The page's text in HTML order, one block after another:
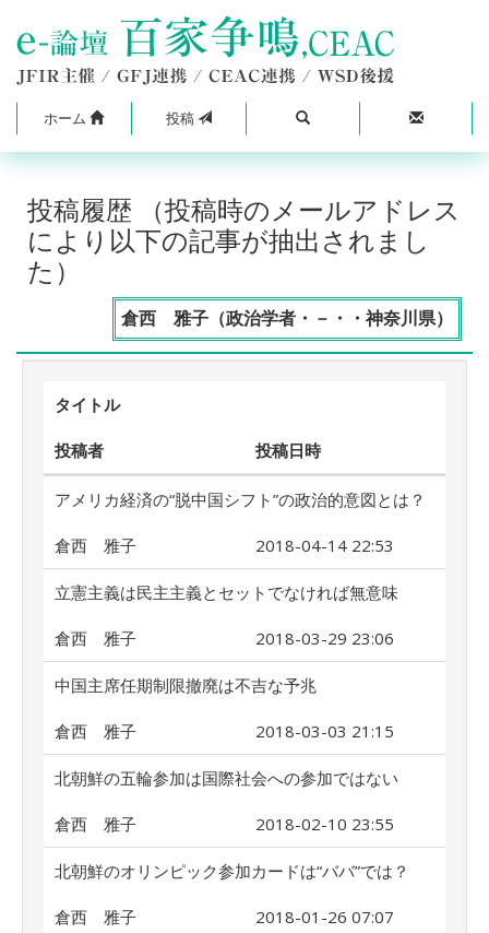
ホーム 投稿
投稿履歴 （投稿時のメールアドレス
により以下の記事が抽出されまし
た）
倉西 雅子（政治学者・－・・神奈川県）
タイトル
投稿者 投稿日時
アメリカ経済の“脱中国シフト”の政治的意図とは？
倉西 雅子 2018-04-14 22:53
立憲主義は民主主義とセットでなければ無意味
倉西 雅子 2018-03-29 23:06
中国主席任期制限撤廃は不吉な予兆
倉西 雅子 2018-03-03 21:15
北朝鮮の五輪参加は国際社会への参加ではない
倉西 雅子 2018-02-10 23:55
北朝鮮のオリンピック参加カードは“ババ”では？
倉西 雅子 2018-01-26 07:07